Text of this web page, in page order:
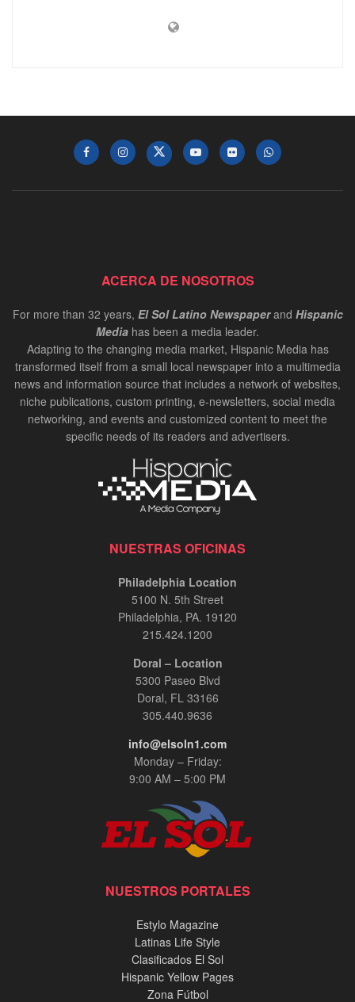
ACERCA DE NOSOTROS
For more than 32 years, El Sol Latino Newspaperand Hispanic
Media has been a media leader.
Adapting to the changing media market, Hispanic Media has
transformed itself from a small local newspaper into a multimedia
news and information source that includes a network of websites,
niche publications, custom printing, e-newsletters, social media
networking, and events and customized content to meet the
specific needs of its readers and advertisers.
NUESTRAS OFICINAS
Philadelphia Location
5100 N. 5th Street
Philadelphia, PA. 19120
215.424.1200
Doral – Location
5300 Paseo Blvd
Doral, FL 33166
305.440.9636
info@elsoln1.com
Monday – Friday:
9:00 AM – 5:00 PM
NUESTROS PORTALES
Estylo Magazine
Latinas Life Style
Clasificados El Sol
Hispanic Yellow Pages
Zona Fútbol